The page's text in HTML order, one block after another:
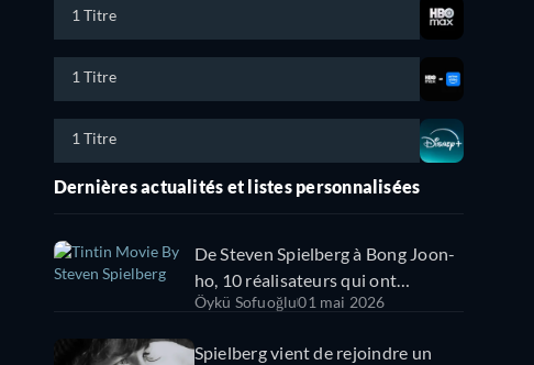
1 Titre
1 Titre
1 Titre
Dernières actualités et listes personnalisées
De Steven Spielberg à Bong Joon-
ho, 10 réalisateurs qui ont
également excellé dans
Öykü Sofuoğlu01 mai 2026
Spielberg vient de rejoindre un